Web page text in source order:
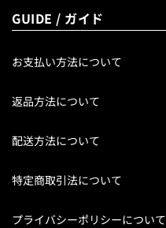
GUIDE / ガイド
お支払い方法について
返品方法について
配送方法について
特定商取引法について
プライバシーポリシーについて